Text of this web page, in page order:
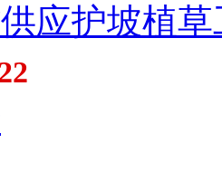
应护坡植